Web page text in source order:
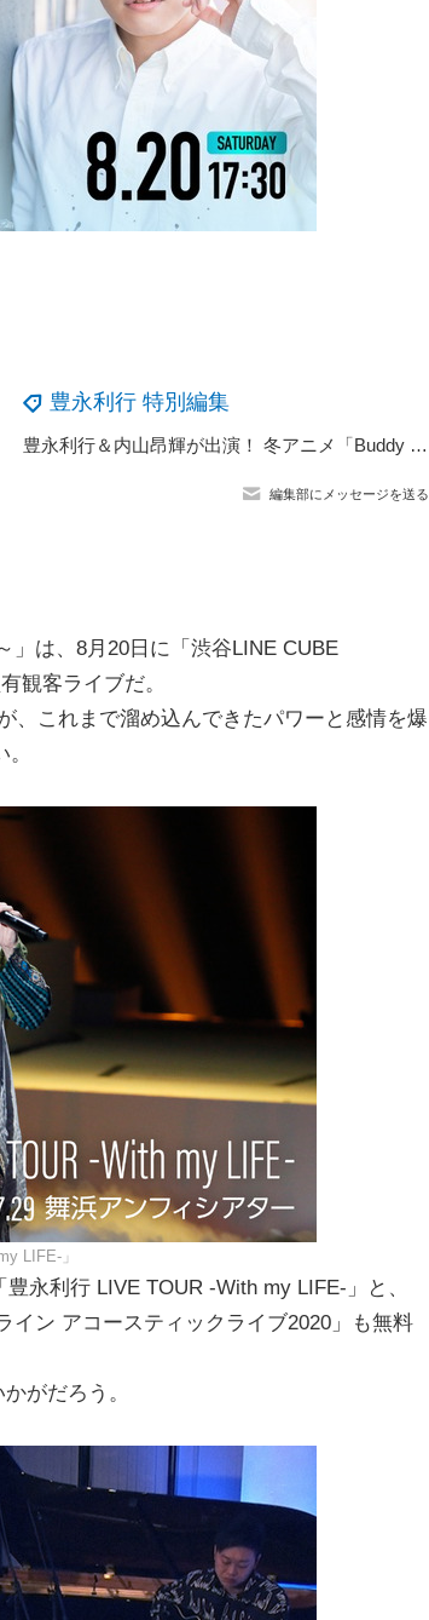
豊永利行 特別編集
豊永利行＆内山昂輝が出演！ 冬アニメ「Buddy Daddies」徹底ガイド特番、ABEMAで独占放送
編集部にメッセージを送る
」は、8月20日に「渋谷LINE CUBE
観客ライブだ。
、これまで溜め込んできたパワーと感情を爆
LIFE-」
永利行 LIVE TOUR -With my LIFE-」と、
イン アコースティックライブ2020」も無料
がだろう。